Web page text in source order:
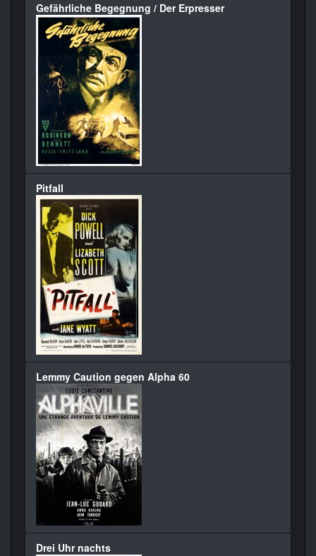
Gefährliche Begegnung / Der Erpresser
Pitfall
Lemmy Caution gegen Alpha 60
Drei Uhr nachts